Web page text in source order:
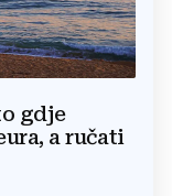
gdje
a ručati